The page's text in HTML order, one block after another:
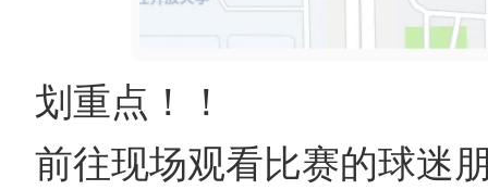
划重点！！
前往现场观看比赛的球迷